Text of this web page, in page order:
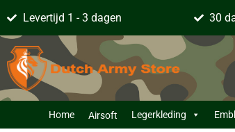
Levertijd 1 - 3 dagen 30
Home Airsoft Legerkleding